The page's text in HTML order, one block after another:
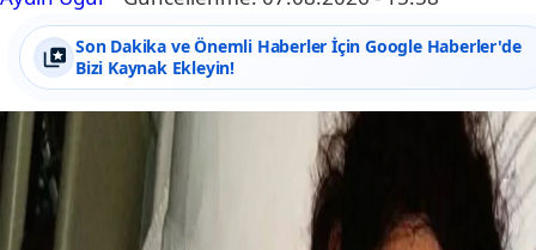
Son Dakika ve Önemli Haberler İçin Google Haberler'de
Bizi Kaynak Ekleyin!